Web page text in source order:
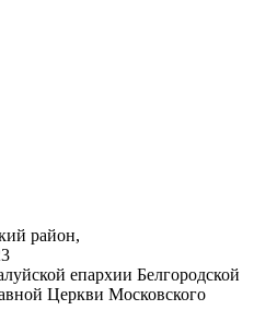
район,
епархии Белгородской
Церкви Московского